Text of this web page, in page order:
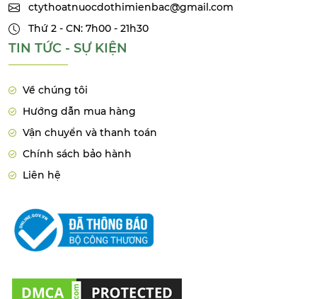
ctythoatnuocdothimienbac@gmail.com
Thứ 2 - CN: 7h00 - 21h30
TIN TỨC - SỰ KIỆN
Về chúng tôi
Hướng dẫn mua hàng
Vận chuyển và thanh toán
Chính sách bảo hành
Liên hệ